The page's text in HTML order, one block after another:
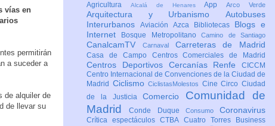
vías en
permitirán
a suceder a
de alquiler de
de llevar su
Agricultura Alcalá de HenaresAppArco Verde
Arquitectura y Urbanismo Autobuses
Interurbanos Aviación Azca Bibliotecas Blogs e
Internet
Bosque MetropolitanoCamino de Santiago
CanalcamTV Carnaval Carreteras de Madrid
Casa de Campo Centros Comerciales de Madrid
Centros Deportivos Cercanías Renfe CICCM
Centro Internacional de Convenciones de la Ciudad de
Madrid CiclismoCiclistasMolestos CineCircoCiudad
de la JusticiaComercio Comunidad de
MadridConde Duque Consumo Coronavirus
Crítica espectáculosCTBA Cuatro Torres Business